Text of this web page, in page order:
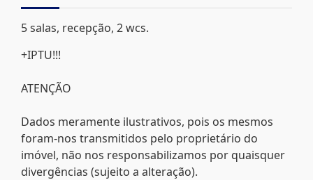
5 salas, recepção, 2 wcs.
+IPTU!!!
ATENÇÃO
Dados meramente ilustrativos, pois os mesmos
foram-nos transmitidos pelo proprietário do
imóvel, não nos responsabilizamos por quaisquer
divergências (sujeito a alteração).